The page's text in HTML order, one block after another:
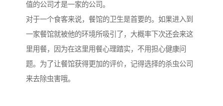
值的公司才是一家的公司。
对于一个食客来说，餐馆的卫生是首要的。如果进入到
一家餐馆就被他的环境所吸引了，大概率下次还会来这
里用餐，因为在这里用餐心理踏实，不用担心健康问
题。为了让餐馆获得更加的评价，记得选择的杀虫公司
来去除虫害哦。